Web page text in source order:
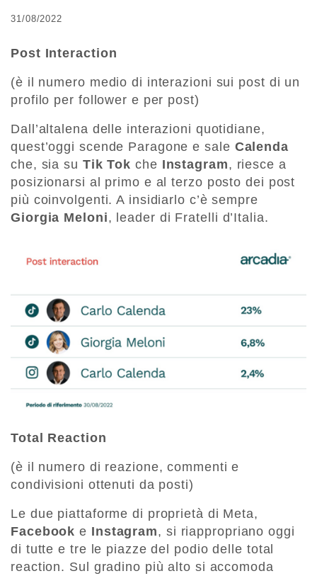
31/08/2022
Post Interaction
(è il numero medio di interazioni sui post di un
profilo per follower e per post)
Dall’altalena delle interazioni quotidiane,
quest’oggi scende Paragone e sale Calenda
che, sia su Tik Tok che Instagram, riesce a
posizionarsi al primo e al terzo posto dei post
più coinvolgenti. A insidiarlo c’è sempre
Giorgia Meloni, leader di Fratelli d’Italia.
Total Reaction
(è il numero di reazione, commenti e
condivisioni ottenuti da posti)
Le due piattaforme di proprietà di Meta,
Facebook e Instagram, si riappropriano oggi
di tutte e tre le piazze del podio delle total
reaction. Sul gradino più alto si accomoda